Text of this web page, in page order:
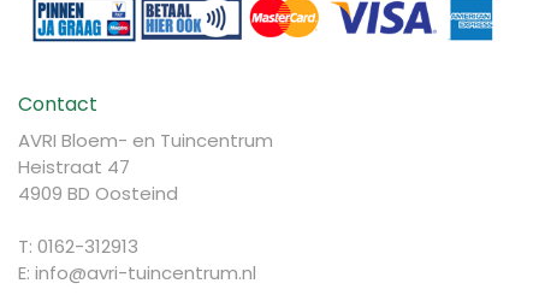
Contact
AVRI Bloem- en Tuincentrum
Heistraat 47
4909 BD Oosteind
T: 0162-312913
E: info@avri-tuincentrum.nl